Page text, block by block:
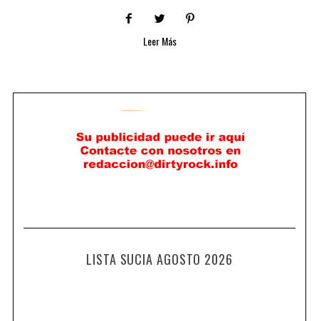
Leer Más
LISTA SUCIA AGOSTO 2026